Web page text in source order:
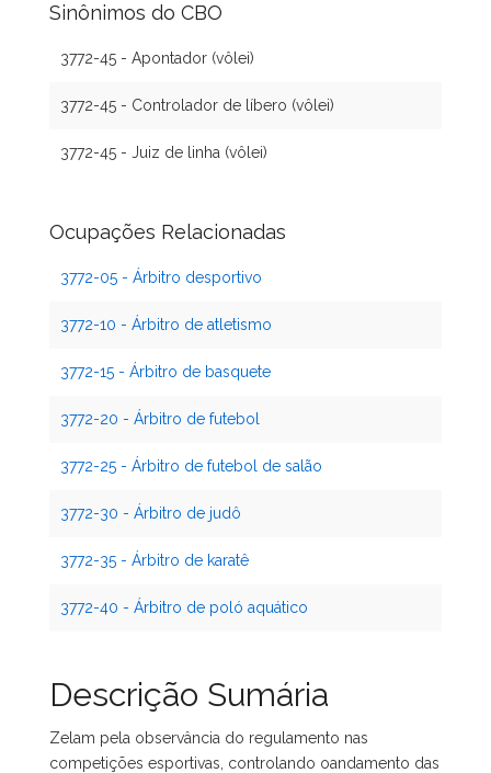
Sinônimos do CBO
3772-45 - Apontador (vôlei)
3772-45 - Controlador de líbero (vôlei)
3772-45 - Juiz de linha (vôlei)
Ocupações Relacionadas
3772-05 - Árbitro desportivo
3772-10 - Árbitro de atletismo
3772-15 - Árbitro de basquete
3772-20 - Árbitro de futebol
3772-25 - Árbitro de futebol de salão
3772-30 - Árbitro de judô
3772-35 - Árbitro de karatê
3772-40 - Árbitro de poló aquático
Descrição Sumária
Zelam pela observância do regulamento nas
competições esportivas, controlando oandamento das